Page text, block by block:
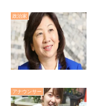
政治家
アナウンサー